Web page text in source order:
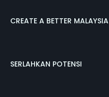
CREATE A BETTER MALAYSIA
SERLAHKAN POTENSI